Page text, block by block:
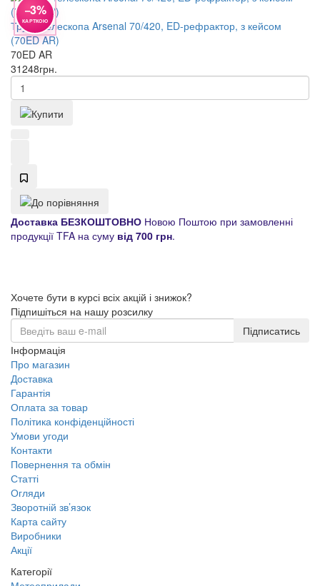
−3%
КАРТКОЮ
Труба телескопа Arsenal 70/420, ED-рефрактор, з кейсом
(70ED AR)
70ED AR
31248грн.
Доставка БЕЗКОШТОВНО Новою Поштою при замовленні
продукції TFA на суму від 700 грн.
Хочете бути в курсі всіх акцій і знижок?
Підпишіться на нашу розсилку
Підписатись
Інформація
Про магазин
Доставка
Гарантія
Оплата за товар
Політика конфіденційності
Умови угоди
Контакти
Повернення та обмін
Статті
Огляди
Зворотній зв’язок
Карта сайту
Виробники
Акції
Категорії